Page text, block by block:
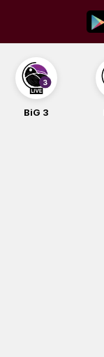
content
BiG 3